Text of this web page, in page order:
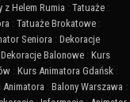
z Helem Rumia : Tatuaże :
: Tatuaże Brokatowe :
Seniora : Dekoracje
Dekoracje Balonowe : Kurs
: Kurs Animatora Gdańsk :
Animatora : Balony Warszawa :